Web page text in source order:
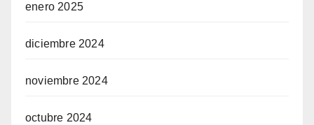
enero 2025
diciembre 2024
noviembre 2024
octubre 2024